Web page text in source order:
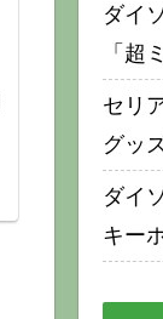
ダイ
「超
セリ
グッ
ダイ
キー